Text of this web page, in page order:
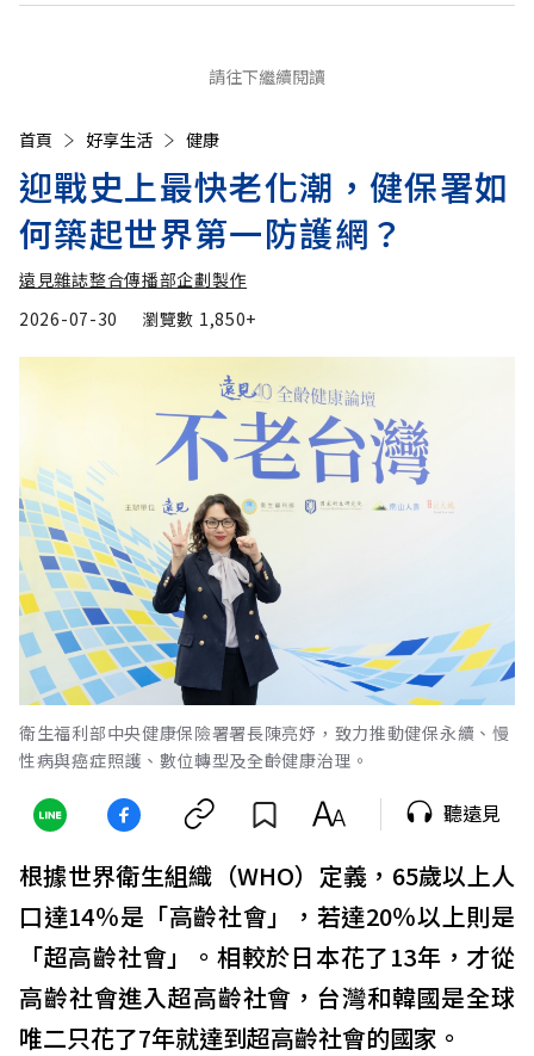
請往下繼續閱讀
首頁 好享生活 健康
迎戰史上最快老化潮，健保署如
何築起世界第一防護網？
遠見雜誌整合傳播部企劃製作
2026-07-30
瀏覽數 1,850+
衛生福利部中央健康保險署署長陳亮妤，致力推動健保永續、慢
性病與癌症照護、數位轉型及全齡健康治理。
聽遠見
根據世界衛生組織（WHO）定義，65歲以上人
口達14％是「高齡社會」，若達20％以上則是
「超高齡社會」。相較於日本花了13年，才從
高齡社會進入超高齡社會，台灣和韓國是全球
唯二只花了7年就達到超高齡社會的國家。